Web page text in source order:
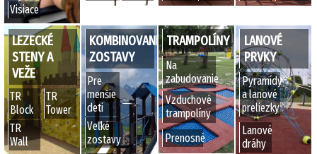
Visiace
LEZECKÉ
STENY A
VEŽE
TR
Block
TR
Wall
TR
Tower
KOMBINOVANÉ
ZOSTAVY
Pre
menšie
deti
Veľké
zostavy
TRAMPOLÍNY
Na
zabudovanie
Vzduchové
trampolíny
Prenosné
LANOVÉ
PRVKY
Pyramídy
a lanové
preliezky
Lanové
dráhy